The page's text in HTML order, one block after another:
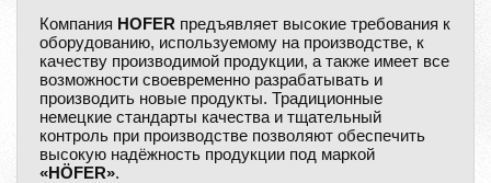
Компания HOFER предъявляет высокие требования к
оборудованию, используемому на производстве, к
качеству производимой продукции, а также имеет все
возможности своевременно разрабатывать и
производить новые продукты. Традиционные
немецкие стандарты качества и тщательный
контроль при производстве позволяют обеспечить
высокую надёжность продукции под маркой
«HÖFER».